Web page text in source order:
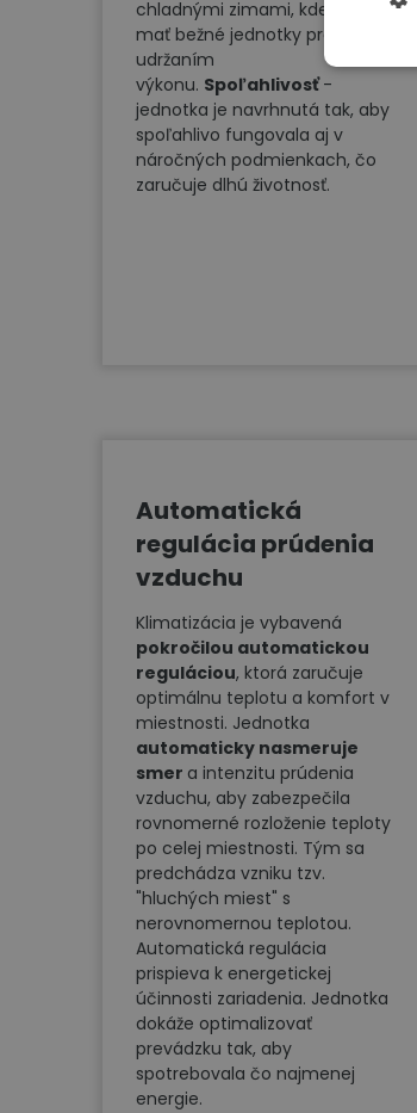
chladnými zimami, kde môžu
mať bežné jednotky problém s
udržaním
výkonu. Spoľahlivosť-
jednotka je navrhnutá tak, aby
spoľahlivo fungovala aj v
náročných podmienkach, čo
zaručuje dlhú životnosť.
Automatická
regulácia prúdenia
vzduchu
Klimatizácia je vybavená
pokročilou automatickou
reguláciou, ktorá zaručuje
optimálnu teplotu a komfort v
miestnosti. Jednotka
automaticky nasmeruje
smer a intenzitu prúdenia
vzduchu, aby zabezpečila
rovnomerné rozloženie teploty
po celej miestnosti. Tým sa
predchádza vzniku tzv.
"hluchých miest" s
nerovnomernou teplotou.
Automatická regulácia
prispieva k energetickej
účinnosti zariadenia. Jednotka
dokáže optimalizovať
prevádzku tak, aby
spotrebovala čo najmenej
energie.